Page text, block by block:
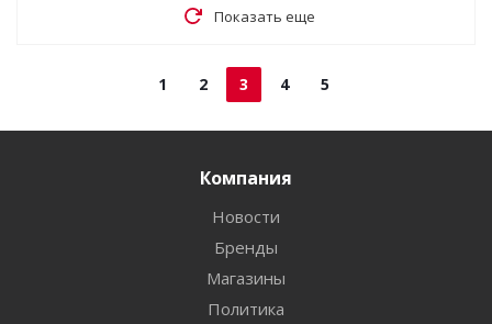
Показать еще
1 2 3 4 5
Компания
Новости
Бренды
Магазины
Политика